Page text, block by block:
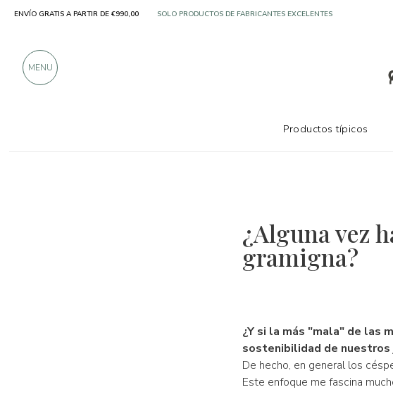
¿Alguna vez
gramigna?
¿Y si la más "mala" de las
sostenibilidad de nuestros
De hecho, en general los
Este enfoque me fascina
ENVÍO GRATIS A PARTIR DE €990,00 SOLO PRODUCTOS DE FABRICANTES EXCELENTES
MENU
Productos típicos